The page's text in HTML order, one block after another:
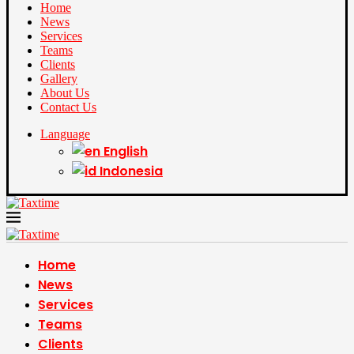
Home
News
Services
Teams
Clients
Gallery
About Us
Contact Us
Language
English
Indonesia
Home
News
Services
Teams
Clients